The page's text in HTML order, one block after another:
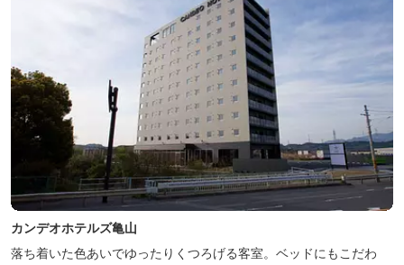
カンデオホテルズ亀山
落ち着いた色あいでゆったりくつろげる客室。ベッドにもこだわ